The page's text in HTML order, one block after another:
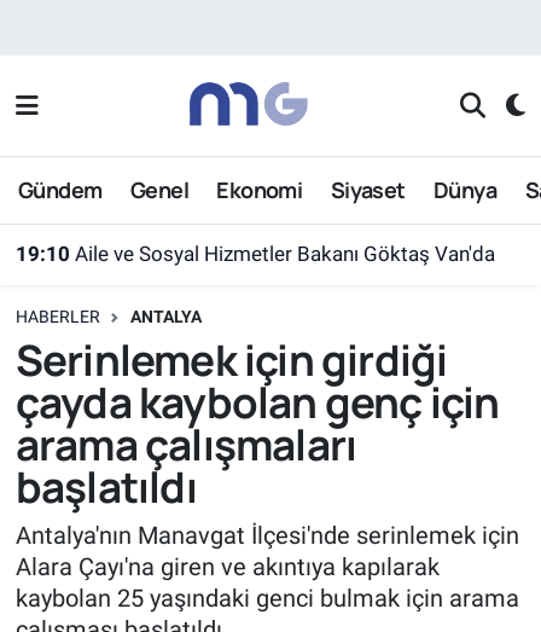
Gündem Genel Ekonomi Siyaset Dünya
19:10 Aile ve Sosyal Hizmetler Bakanı Göktaş Van'da
HABERLER ANTALYA
Serinlemek için girdiği
çayda kaybolan genç için
arama çalışmaları
başlatıldı
Antalya'nın Manavgat İlçesi'nde serinlemek için
Alara Çayı'na giren ve akıntıya kapılarak
kaybolan 25 yaşındaki genci bulmak için arama
Nöbetçi Eczaneler
Hava Durumu
Süper Lig Puan Durumu ve Fikstür
Tüm Manşetler
Son Dakika Haberleri
Haber Arşivi